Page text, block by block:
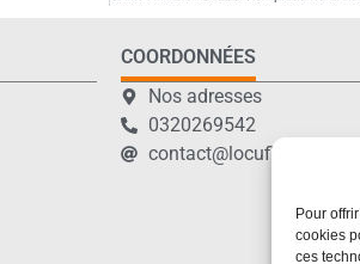
Pour
cookies
ces
COORDONNÉES
Nos adresses
0320269542
contact@locufier-